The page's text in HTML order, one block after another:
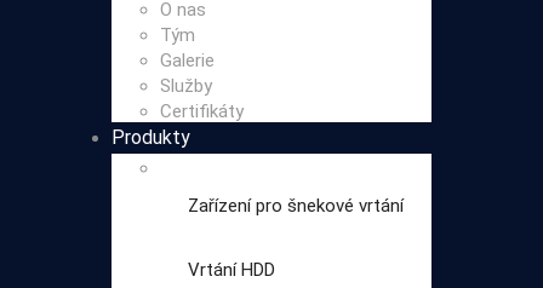
O nas
Tým
Galerie
Služby
Certifikáty
Produkty
Zařízení pro šnekové vrtání
Vrtání HDD